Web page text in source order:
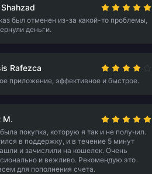
был отменен из-за какой-то проблемы,
деньги.
Rafezca
приложение, эффективное и быстрое.
M.
покупка, которую я так и не получил.
в поддержку, и в течение 5 минут
и зачислили на кошелек. Очень
и вежливо. Рекомендую это
для пополнения счета.